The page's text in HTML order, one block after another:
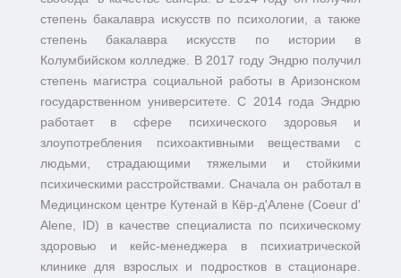
степень бакалавра искусств по психологии, а также
степень бакалавра искусств по истории в
Колумбийском колледже. В 2017 году Эндрю получил
степень магистра социальной работы в Аризонском
государственном университете. С 2014 года Эндрю
работает в сфере психического здоровья и
злоупотребления психоактивными веществами с
людьми, страдающими тяжелыми и стойкими
психическими расстройствами. Сначала он работал в
Медицинском центре Кутенай в Кёр-д'Алене (Coeur d'
Alene, ID) в качестве специалиста по психическому
здоровью и кейс-менеджера в психиатрической
клинике для взрослых и подростков в стационаре.